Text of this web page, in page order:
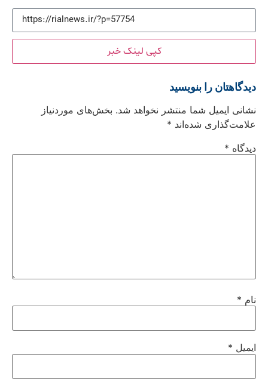
کپی لینک خبر
دیدگاهتان را بنویسید
نشانی ایمیل شما منتشر نخواهد شد. بخش‌های موردنیاز
علامت‌گذاری شده‌اند *
دیدگاه *
نام *
ایمیل *